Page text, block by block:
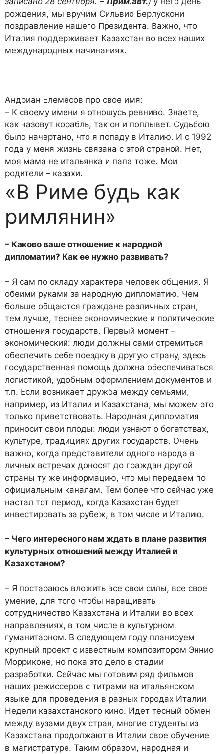
рождения, мы вручим Сильвио Берлускони
поздравление нашего Президента. Важно, что
Италия поддерживает Казахстан во всех наших
международных начинаниях.
Андриан Елемесов про свое имя:
– К своему имени я отношусь ревниво. Знаете,
как назовут корабль, так он и поплывет. Судьбою
было начертано, что я попаду в Италию. И с 1992
года у меня жизнь связана с этой страной. Нет,
моя мама не итальянка и папа тоже. Мои
родители – казахи.
«В Риме будь как
римлянин»
– Каково ваше отношение к народной
дипломатии? Как ее нужно развивать?
– Я сам по складу характера человек общения. Я
обеими руками за народную дипломатию. Чем
больше общаются граждане различных стран,
тем лучше, теснее экономические и политические
отношения государств. Первый момент –
экономический: люди должны сами стремиться
обеспечить себе поездку в другую страну, здесь
государственная помощь должна обеспечиваться
логистикой, удобным оформлением документов и
т.п. Если возникает дружба между семьями,
например, из Италии и Казахстана, мы можем это
только приветствовать. Народная дипломатия
приносит свои плоды: люди узнают о богатствах,
культуре, традициях других государств. Очень
важно, когда представители одного народа в
личных встречах доносят до граждан другой
страны ту же информацию, что мы передаем по
официальным каналам. Тем более что сейчас уже
настал тот период, когда Казахстан будет
инвестировать за рубеж, в том числе и Италию.
– Чего интересного нам ждать в плане развития
культурных отношений между Италией и
Казахстаном?
– Я постараюсь вложить все свои силы, все свое
умение, для того чтобы наращивать
сотрудничество Казахстана и Италии во всех
направлениях, в том числе в культурном,
гуманитарном. В следующем году планируем
крупный проект с известным композитором Эннио
Морриконе, но пока это дело в стадии
разработки. Сейчас мы готовим ряд фильмов
наших режиссеров с титрами на итальянском
языке для проведения в разных городах Италии
Недели казахстанского кино. Идет тесный обмен
между вузами двух стран, многие студенты из
Казахстана продолжают в Италии свое обучение
в магистратуре. Таким образом, народная и